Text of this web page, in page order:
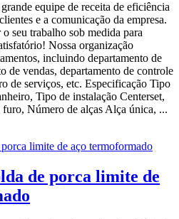
equipe de receita de eficiência
e a comunicação da empresa.
o seu trabalho sob medida para
Nossa organização
incluindo departamento de
de vendas, departamento de controle
de serviços, etc. Especificação Tipo
Tipo de instalação Centerset,
Número de alças Alça única, ...
de porca limite de